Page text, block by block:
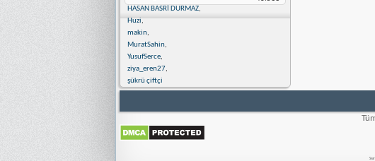
HASAN BASRİ DURMAZ,
Huzi,
makin,
MuratSahin,
YusufSerce,
ziya_eren27,
şükrü çiftçi